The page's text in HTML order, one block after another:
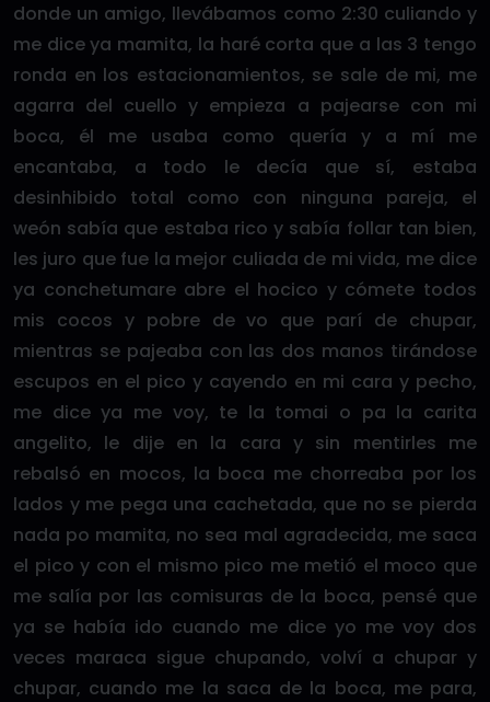
donde un amigo, llevábamos como 2:30 culiando y
me dice ya mamita, la haré corta que a las 3 tengo
ronda en los estacionamientos, se sale de mi, me
agarra del cuello y empieza a pajearse con mi
boca, él me usaba como quería y a mí me
encantaba, a todo le decía que sí, estaba
desinhibido total como con ninguna pareja, el
weón sabía que estaba rico y sabía follar tan bien,
les juro que fue la mejor culiada de mi vida, me dice
ya conchetumare abre el hocico y cómete todos
mis cocos y pobre de vo que parí de chupar,
mientras se pajeaba con las dos manos tirándose
escupos en el pico y cayendo en mi cara y pecho,
me dice ya me voy, te la tomai o pa la carita
angelito, le dije en la cara y sin mentirles me
rebalsó en mocos, la boca me chorreaba por los
lados y me pega una cachetada, que no se pierda
nada po mamita, no sea mal agradecida, me saca
el pico y con el mismo pico me metió el moco que
me salía por las comisuras de la boca, pensé que
ya se había ido cuando me dice yo me voy dos
veces maraca sigue chupando, volví a chupar y
chupar, cuando me la saca de la boca, me para,